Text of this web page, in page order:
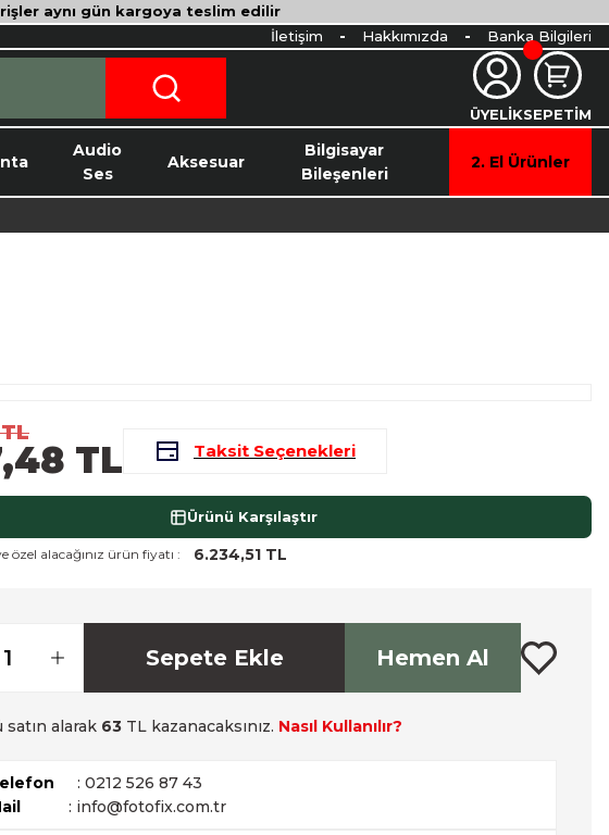
aynı gün kargoya teslim edilir
İletişim Hakkımızda Banka Bilgileri
ÜYELİKSEPETİM
Audio
Ses
Aksesuar
Bilgisayar
Bileşenleri
2. El Ürünler
TL Taksit Seçenekleri
Ürünü Karşılaştır
özel alacağınız ürün fiyatı : 6.234,51 TL
Sepete Ekle Hemen Al
satın alarak 63 TL kazanacaksınız. Nasıl Kullanılır?
: 0212 526 87 43
: info@fotofix.com.tr